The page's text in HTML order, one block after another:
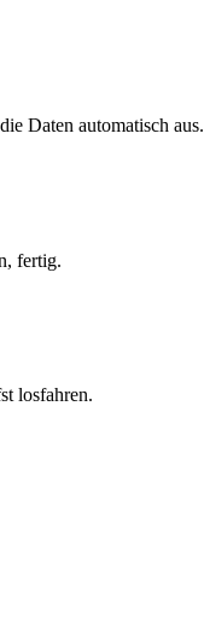
Daten automatisch aus.
fertig.
losfahren.